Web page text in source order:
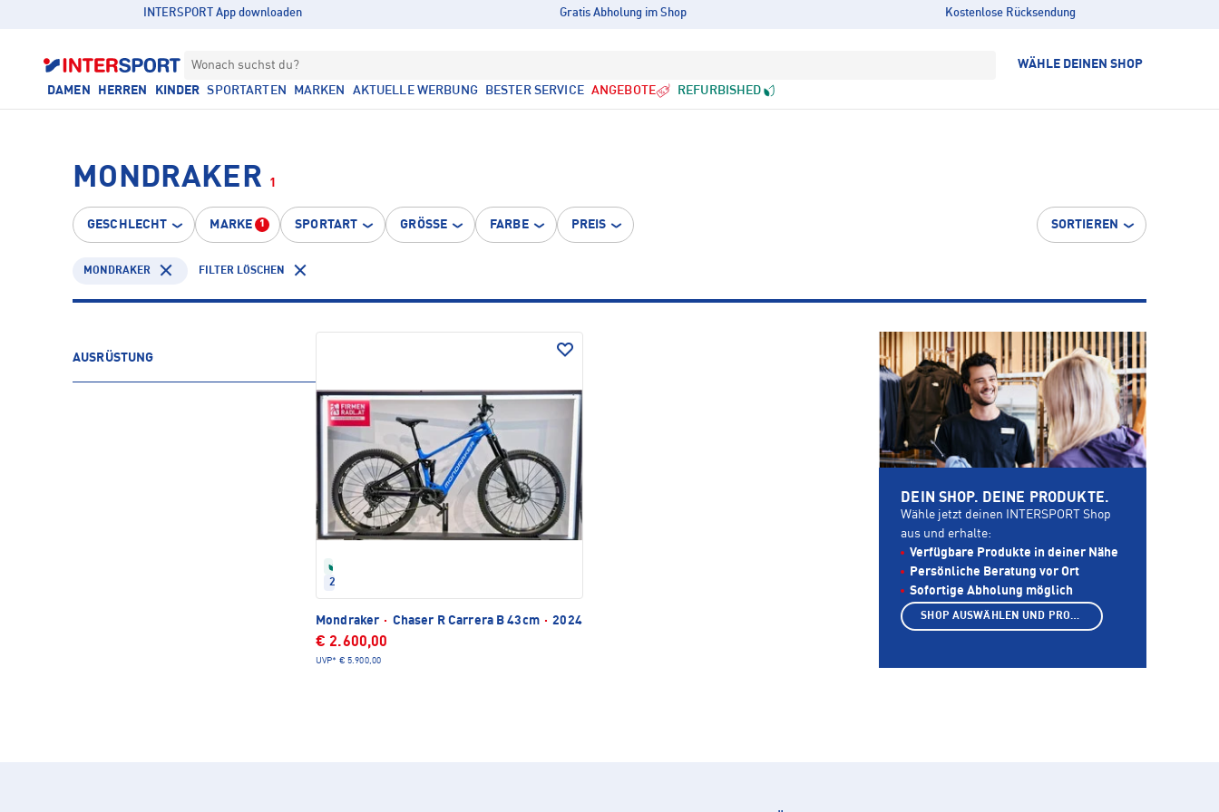
INTERSPORT App downloaden Gratis Abholung im Shop Kostenlose Rücksendung
Wonach suchst du? WÄHLE DEINEN SHOP
DAMEN HERREN KINDER SPORTARTEN MARKEN AKTUELLE WERBUNG BESTER SERVICE ANGEBOTE REFURBISHED
MONDRAKER 1
GESCHLECHT MARKE 1 SPORTART GRÖSSE FARBE PREIS SORTIEREN
MONDRAKER FILTER LÖSCHEN
AUSRÜSTUNG
2024
Mondraker · Chaser R Carrera B 43cm · 2024
€ 2.600,00
UVP* € 5.900,00
DEIN SHOP. DEINE PRODUKTE.
Wähle jetzt deinen INTERSPORT Shop
aus und erhalte:
Verfügbare Produkte in deiner Nähe
Persönliche Beratung vor Ort
Sofortige Abholung möglich
SHOP AUSWÄHLEN UND PRODUKTE ANZEIGEN